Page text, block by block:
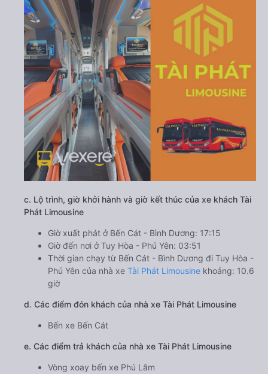
c. Lộ trình, giờ khởi hành và giờ kết thúc của xe khách Tài
Phát Limousine
Giờ xuất phát ở Bến Cát - Bình Dương: 17:15
Giờ đến nơi ở Tuy Hòa - Phú Yên: 03:51
Thời gian chạy từ Bến Cát - Bình Dương đi Tuy Hòa -
Phú Yên của nhà xe Tài Phát Limousine khoảng: 10.6
giờ
d. Các điểm đón khách của nhà xe Tài Phát Limousine
Bến xe Bến Cát
e. Các điểm trả khách của nhà xe Tài Phát Limousine
Vòng xoay bến xe Phú Lâm